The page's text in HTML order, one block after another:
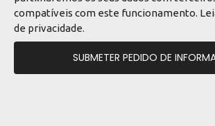
compatíveis com este funcionamento.
de privacidade
SUBMETER PEDIDO DE